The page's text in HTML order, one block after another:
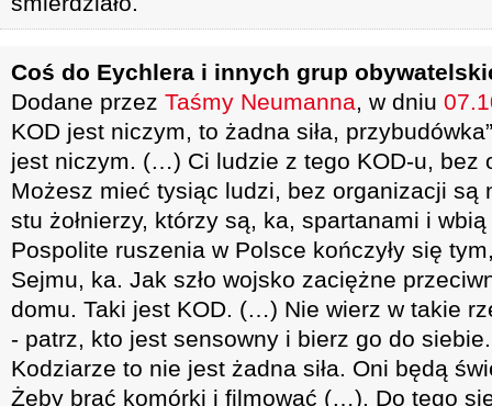
Coś do Eychlera i innych grup
Dodane przez Taśmy Neumanna, w dniu
KOD jest niczym, to żadna siła,
jest niczym. (…) Ci ludzie z tego KOD-u, bez
Możesz mieć tysiąc ludzi, bez organizacji są
stu żołnierzy, którzy są, ka, spartanami i
Pospolite ruszenia w Polsce kończyły się
Sejmu, ka. Jak szło wojsko zaciężne
domu. Taki jest KOD. (…) Nie wierz w takie
- patrz, kto jest sensowny i bierz go do
Kodziarze to nie jest żadna siła. Oni będą
Żeby brać komórki i filmować (…). Do tego